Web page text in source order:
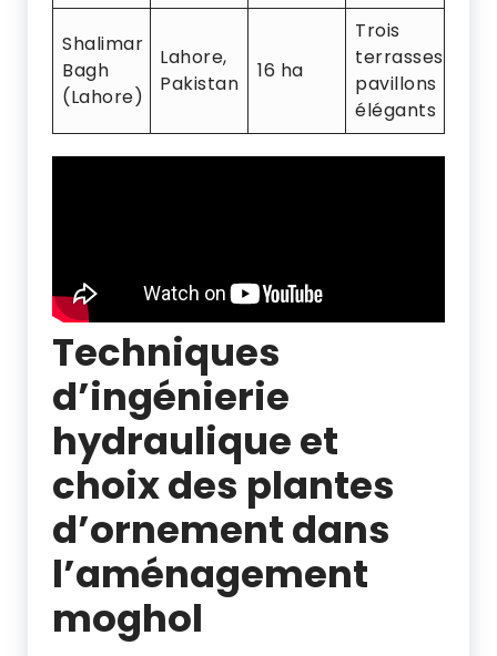
Shalimar
Bagh
(Lahore)
Lahore,
Pakistan
16 ha
Trois
terrasses,
pavillons
élégants
Techniques
d’ingénierie
hydraulique et
choix des plantes
d’ornement dans
l’aménagement
moghol